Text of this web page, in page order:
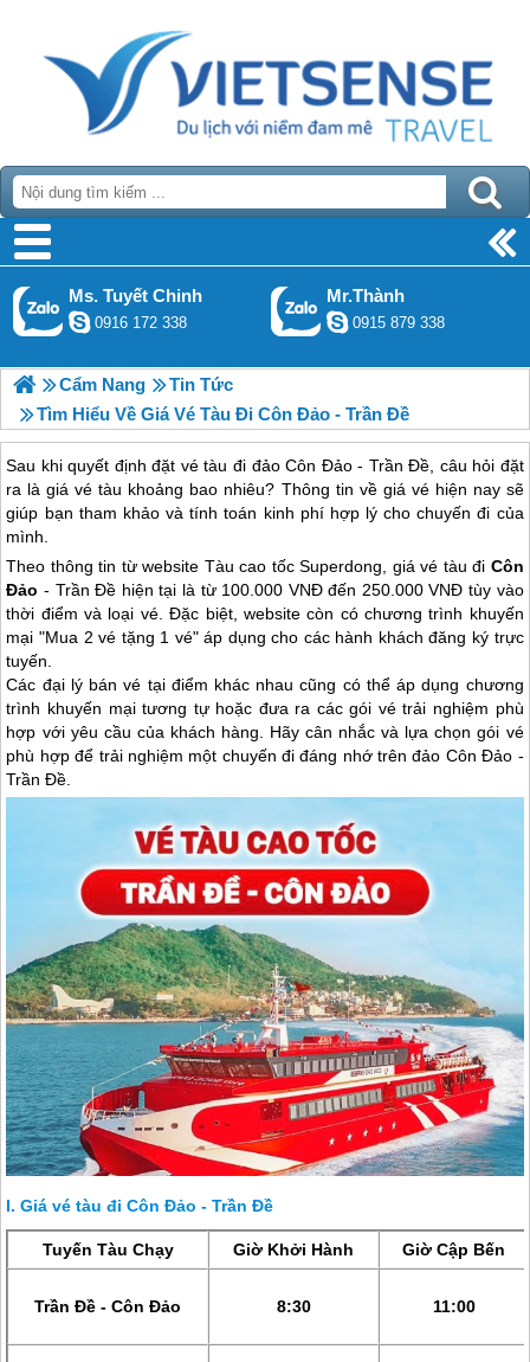
Ms. Tuyết Chinh
0916 172 338
Mr.Thành
0915 879 338
Cẩm Nang
Tin Tức
Tìm Hiểu Về Giá Vé Tàu Đi Côn Đảo - Trần Đề
Sau khi quyết định đặt vé tàu đi đảo Côn Đảo - Trần Đề, câu hỏi đặt
ra là giá vé tàu khoảng bao nhiêu? Thông tin về giá vé hiện nay sẽ
giúp bạn tham khảo và tính toán kinh phí hợp lý cho chuyến đi của
mình.
Theo thông tin từ website Tàu cao tốc Superdong, giá vé tàu đi Côn
Đảo - Trần Đề hiện tại là từ 100.000 VNĐ đến 250.000 VNĐ tùy vào
thời điểm và loại vé. Đặc biệt, website còn có chương trình khuyến
mại "Mua 2 vé tặng 1 vé" áp dụng cho các hành khách đăng ký trực
tuyến.
Các đại lý bán vé tại điểm khác nhau cũng có thể áp dụng chương
trình khuyến mại tương tự hoặc đưa ra các gói vé trải nghiệm phù
hợp với yêu cầu của khách hàng. Hãy cân nhắc và lựa chọn gói vé
phù hợp để trải nghiệm một chuyến đi đáng nhớ trên đảo Côn Đảo -
Trần Đề.
Giá vé tàu đi Côn Đảo - Trần Đề
Tuyến Tàu Chạy Giờ Khởi Hành Giờ Cập Bến
Trần Đề -Côn Đảo 8:30 11:00